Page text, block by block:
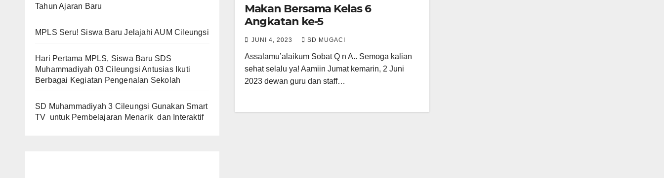
Tahun Ajaran Baru
MPLS Seru! Siswa Baru Jelajahi AUM Cileungsi
Hari Pertama MPLS, Siswa Baru SDS
Muhammadiyah 03 Cileungsi Antusias Ikuti
Berbagai Kegiatan Pengenalan Sekolah
SD Muhammadiyah 3 Cileungsi Gunakan Smart
TV untuk Pembelajaran Menarik dan Interaktif
Makan Bersama Kelas 6
Angkatan ke-5
JUNI 4, 2023 SD MUGACI
Assalamu’alaikum Sobat Q n A.. Semoga kalian
sehat selalu ya! Aamiin Jumat kemarin, 2 Juni
2023 dewan guru dan staff…